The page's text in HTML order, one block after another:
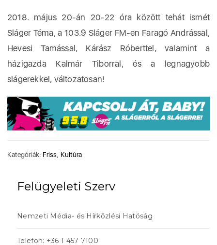
2018. május 20-án 20-22 óra között tehát ismét
Sláger Téma, a 103.9 Sláger FM-en Faragó Andrással,
Hevesi Tamással, Kárász Róberttel, valamint a
házigazda Kalmár Tiborral, és a legnagyobb
slágerekkel, változatosan!
Kategóriák: Friss Kultúra
Felügyeleti Szerv
Nemzeti Média- és Hírközlési Hatóság
Telefon: +36 1 457 7100